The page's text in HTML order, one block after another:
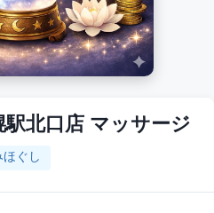
北口店 マッサージ
ほぐし